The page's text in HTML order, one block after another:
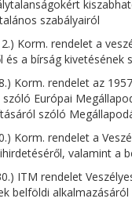
szabályairól
Korm. rendelet a
és a bírság kivetésének
Korm. rendelet az
Európai
szóló
Korm. rendelet a
valamint a
ITM rendelet
belföldi alkalmazásáról